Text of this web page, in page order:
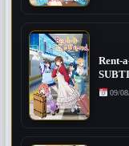
Rent-
09/